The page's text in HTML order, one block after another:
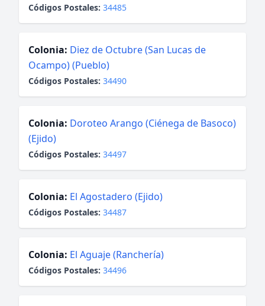
Códigos Postales: 34485
Colonia: Diez de Octubre (San Lucas de
Ocampo) (Pueblo)
Códigos Postales: 34490
Colonia: Doroteo Arango (Ciénega de Basoco)
(Ejido)
Códigos Postales: 34497
Colonia: El Agostadero (Ejido)
Códigos Postales: 34487
Colonia: El Aguaje (Ranchería)
Códigos Postales: 34496